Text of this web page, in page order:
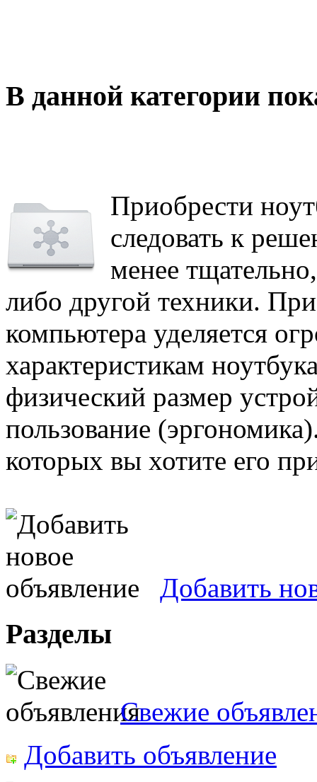
В данной категории
Приобрести
следовать к
менее
либо другой техники.
компьютера уделяется
характеристикам
физический размер
пользование
которых вы хотите его
Добавить
Разделы
Свежие
Добавить объявление